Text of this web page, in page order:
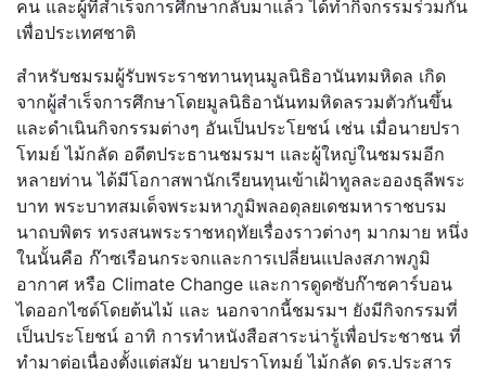
คน และผู้ที่สำเร็จการศึกษากลับมาแล้ว ได้ทำกิจกรรมร่วมกัน
เพื่อประเทศชาติ
สำหรับชมรมผู้รับพระราชทานทุนมูลนิธิอานันทมหิดล เกิด
จากผู้สำเร็จการศึกษาโดยมูลนิธิอานันทมหิดลรวมตัวกันขึ้น
และดำเนินกิจกรรมต่างๆ อันเป็นประโยชน์ เช่น เมื่อนายปรา
โทมย์ ไม้กลัด อดีตประธานชมรมฯ และผู้ใหญ่ในชมรมอีก
หลายท่าน ได้มีโอกาสพานักเรียนทุนเข้าเฝ้าทูลละอองธุลีพระ
บาท พระบาทสมเด็จพระมหาภูมิพลอดุลยเดชมหาราชบรม
นาถบพิตร ทรงสนพระราชหฤทัยเรื่องราวต่างๆ มากมาย หนึ่ง
ในนั้นคือ ก๊าซเรือนกระจกและการเปลี่ยนแปลงสภาพภูมิ
อากาศ หรือ Climate Change และการดูดซับก๊าซคาร์บอน
ไดออกไซด์โดยต้นไม้ และ นอกจากนี้ชมรมฯ ยังมีกิจกรรมที่
เป็นประโยชน์ อาทิ การทำหนังสือสาระน่ารู้เพื่อประชาชน ที่
ทำมาต่อเนื่องตั้งแต่สมัย นายปราโทมย์ ไม้กลัด ดร.ประสาร